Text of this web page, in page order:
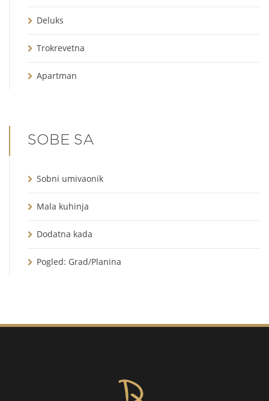
Deluks
Trokrevetna
Apartman
SOBE SA
Sobni umivaonik
Mala kuhinja
Dodatna kada
Pogled: Grad/Planina